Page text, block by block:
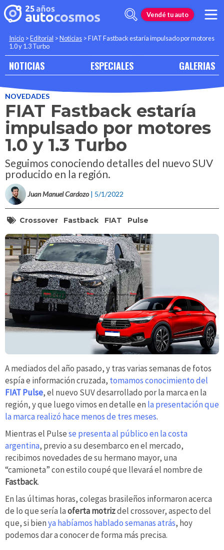
Vendé tu auto
Inicio >Editorial >Noticias >FIAT Fastback estaría impulsado por motores
1.0 y 1.3 Turbo
NOTICIAS ESPECIALES GALERIAS
NOVEDADES
FIAT Fastback estaría
impulsado por motores
1.0 y 1.3 Turbo
Seguimos conociendo detalles del nuevo SUV
producido en la región.
Juan Manuel Cardozo | 5/1/2022
Crossover Fastback FIAT Pulse
A mediados del año pasado, y tras varias semanas de fotos
espía e información cruzada, tomamos conocimiento del
FIAT Pulse, el nuevo SUV desarrollado por la marca en la
región, y que luego vimos en detalle en la presentación que
la marca realizó hace menos de tres meses.
Mientras el Pulsese presenta al público en la costa
argentina, previo a su desembarco en el mercado,
recibimos novedades de su hermano mayor, una
“camioneta” con estilo coupé que llevará el nombre de
Fastback.
En las últimas horas, colegas brasileños informaron acerca
de lo que sería laoferta motrizdel crossover, aspecto del
que, si bienya habíamos hablado semanas atrás, hoy
podemos dar a conocer de forma más precisa.